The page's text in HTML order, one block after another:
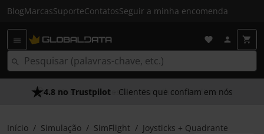
BlogMarcasSuporteContatosSeguir a minha encomenda
4.8 no Trustpilot - Clientes que confiam em nós
Início Simulação SimFlight Joysticks + Quadrante